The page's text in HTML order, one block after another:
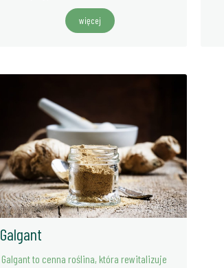
więcej
Galgant
Galgant to cenna roślina, która rewitalizuje